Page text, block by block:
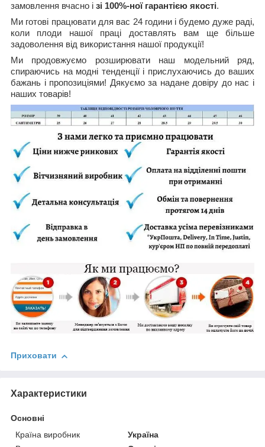
замовлення вчасно і зі 100%-ної гарантією якості.
Ми готові працювати для вас 24 години і будемо дуже раді,
коли плоди нашої праці доставлять вам ще більше
задоволення від використання нашої продукції!
Ми продовжуємо розширювати наш модельний ряд,
спираючись на модні тенденції і прислухаючись до ваших
бажань і пропозиціями! Дякуємо за надане довіру до нас і
наших товарів!
Приховати
Характеристики
Основні
Країна виробник
Україна